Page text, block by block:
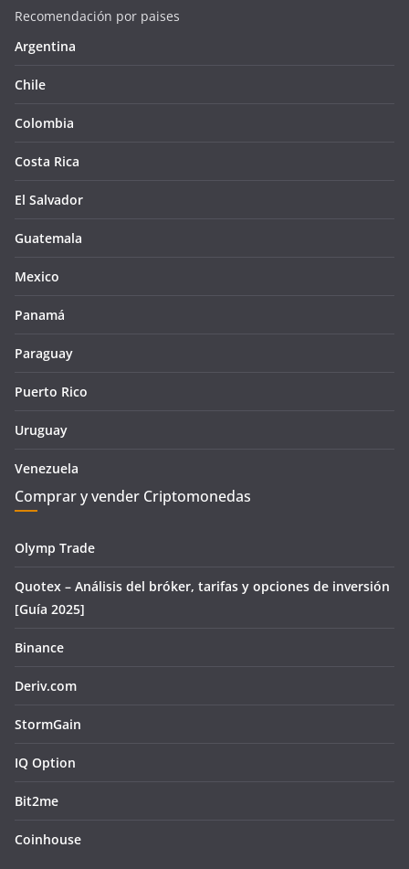
Recomendación por paises
Argentina
Chile
Colombia
Costa Rica
El Salvador
Guatemala
Mexico
Panamá
Paraguay
Puerto Rico
Uruguay
Venezuela
Comprar y vender Criptomonedas
Olymp Trade
Quotex – Análisis del bróker, tarifas y opciones de inversión
[Guía 2025]
Binance
Deriv.com
StormGain
IQ Option
Bit2me
Coinhouse